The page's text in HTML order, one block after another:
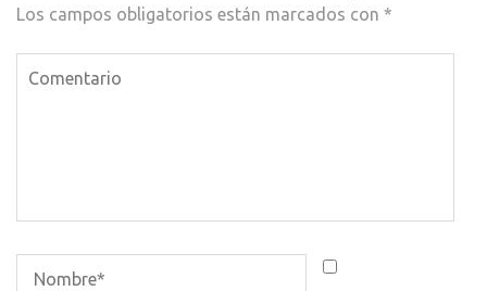
Los campos obligatorios están marcados con *